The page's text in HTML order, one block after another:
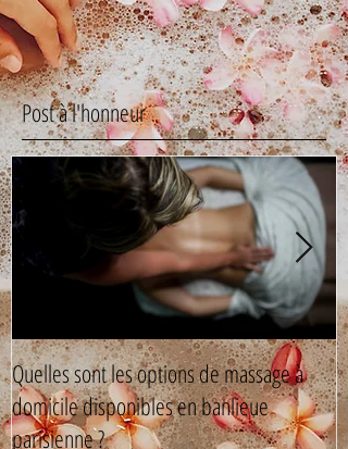
Post à l'honneur
Quelles sont les options de massage à
domicile disponibles en banlieue
parisienne ?